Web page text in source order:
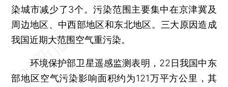
染城市减少了3个。污染范围主要集中在京津冀及
周边地区、中西部地区和东北地区。三大原因造成
我国近期大范围空气重污染。
环境保护部卫星遥感监测表明，22日我国中东
部地区空气污染影响面积约为121万平方公里，其